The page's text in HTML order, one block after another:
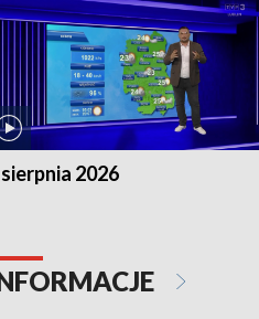
2026